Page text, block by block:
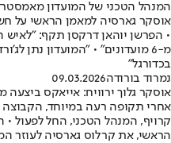
המנהל הטכני של המועדון
אוסקר גארסיה למאמן הראשי על
• הפרשן יוהאן דרקסן תקף: "לאיש
מ-6 מועדונים" • "המועדון נתן
בכדורגל"
נמרוד בורודה09.03.2026
אוסקר גלוך ירוויח: אייאקס
אחרי תקופה רעה במיוחד, הקבוצה
קרויף, המנהל הטכני, החל לפעול
הראשי, את קרלוס גארסיה לעוזר